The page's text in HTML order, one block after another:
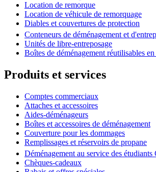
Location de remorque
Location de véhicule de remorquage
Diables et couvertures de protection
Conteneurs de déménagement et
Unités de libre-entreposage
Boîtes de déménagement réutilisables
Produits et services
Comptes commerciaux
Attaches et accessoires
Aides-déménageurs
Boîtes et accessoires de déménagement
Couverture pour les dommages
Remplissages et réservoirs de propane
Déménagement au service des étudiants
Chèques-cadeaux